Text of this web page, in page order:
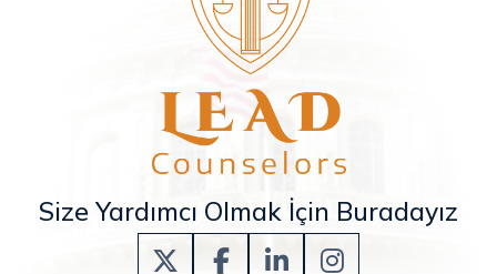
Size Yardımcı Olmak İçin Buradayız